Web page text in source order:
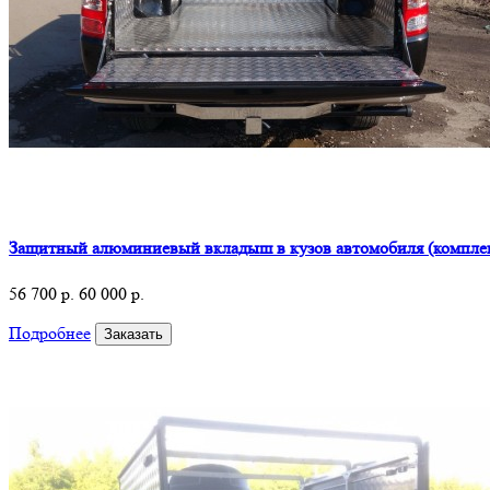
Защитный алюминиевый вкладыш в кузов автомобиля
56 700 р. 60 000 р.
Подробнее
Заказать